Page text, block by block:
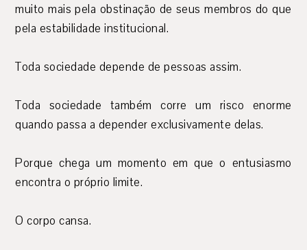
muito mais pela obstinação de seus membros do que
pela estabilidade institucional.
Toda sociedade depende de pessoas assim.
Toda sociedade também corre um risco enorme
quando passa a depender exclusivamente delas.
Porque chega um momento em que o entusiasmo
encontra o próprio limite.
O corpo cansa.